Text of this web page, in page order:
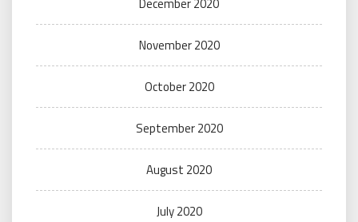
December 2020
November 2020
October 2020
September 2020
August 2020
July 2020